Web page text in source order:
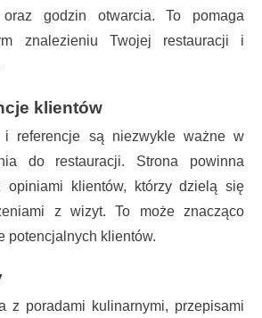
godzin otwarcia. To pomaga
znalezieniu Twojej restauracji i
klientów
i referencje są niezwykle ważne w
do restauracji. Strona powinna
opiniami klientów, którzy dzielą się
z wizyt. To może znacząco
potencjalnych klientów.
z poradami kulinarnymi, przepisami